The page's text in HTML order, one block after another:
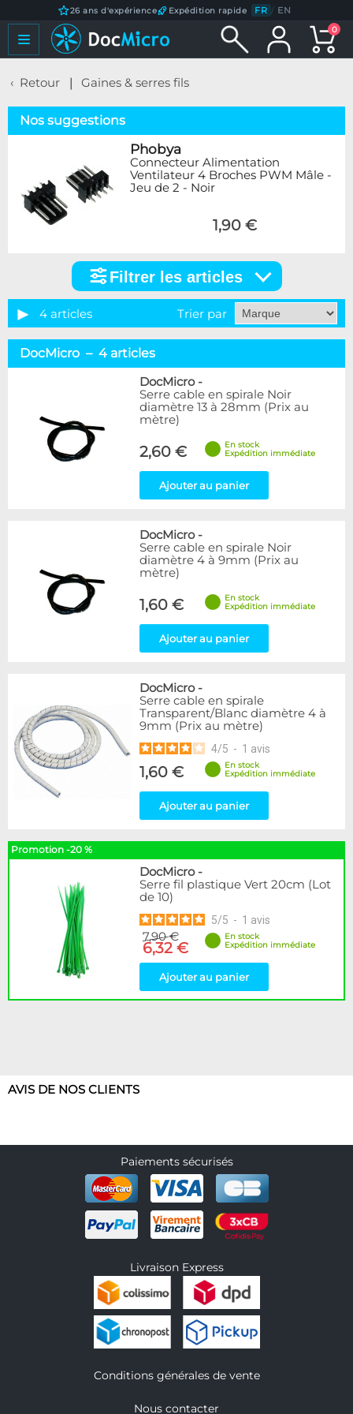
26 ans d'expérience Expédition rapide FR / EN
0
Retour Gaines & serres fils
Nos suggestions
Phobya
Connecteur Alimentation
Ventilateur 4 Broches PWM Mâle -
Jeu de 2 - Noir
1,90 €
articles
Marque
Alphacool
4
6
Phobya
9
Couleur
2
1
Disponibilité / Promotions
Articles en promotions
Appliquer
Filtrer les articles
4 articles Trier par
DocMicro – 4 articles
DocMicro-
Serre cable en spirale Noir
diamètre 13 à 28mm (Prix au
mètre)
2,60 €
En stock
Expédition immédiate
Ajouter au panier
DocMicro-
Serre cable en spirale Noir
diamètre 4 à 9mm (Prix au
mètre)
1,60 €
En stock
Expédition immédiate
Ajouter au panier
DocMicro-
Serre cable en spirale
Transparent/Blanc diamètre 4 à
9mm (Prix au mètre)
4/5 - 1 avis
1,60 €
En stock
Expédition immédiate
Ajouter au panier
Promotion -20 %
DocMicro-
Serre fil plastique Vert 20cm (Lot
de 10)
5/5 - 1 avis
7,90 €
6,32 €
En stock
Expédition immédiate
Ajouter au panier
AVIS DE NOS CLIENTS
Paiements sécurisés
Livraison Express
Conditions générales de vente
Nous contacter